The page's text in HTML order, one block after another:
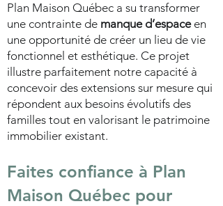
Plan Maison Québec a su transformer
une contrainte de manque d’espaceen
une opportunité de créer un lieu de vie
fonctionnel et esthétique. Ce projet
illustre parfaitement notre capacité à
concevoir des extensions sur mesure qui
répondent aux besoins évolutifs des
familles tout en valorisant le patrimoine
immobilier existant.
Faites confiance à Plan
Maison Québec pour